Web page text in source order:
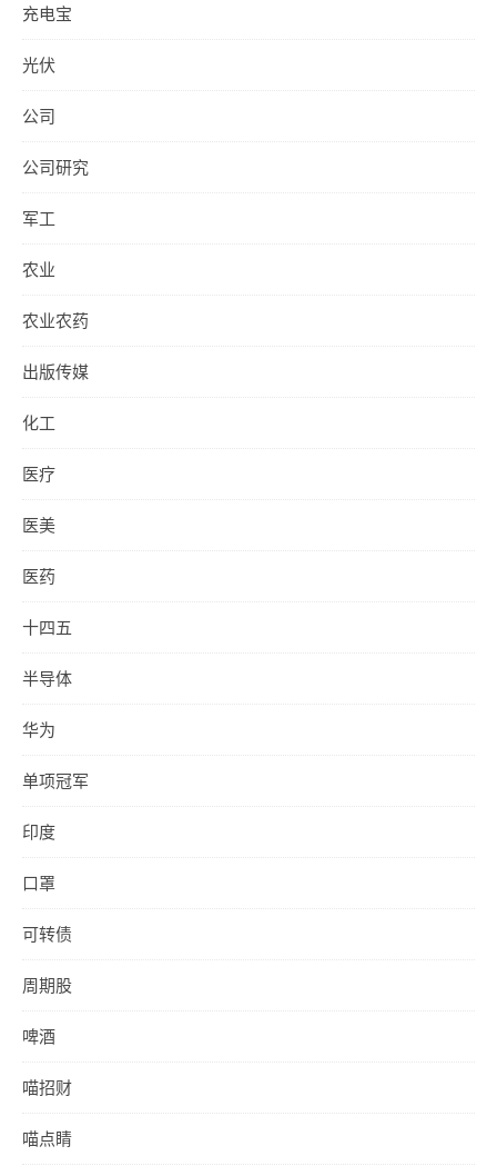
充电宝
光伏
公司
公司研究
军工
农业
农业农药
出版传媒
化工
医疗
医美
医药
十四五
半导体
华为
单项冠军
印度
口罩
可转债
周期股
啤酒
喵招财
喵点睛